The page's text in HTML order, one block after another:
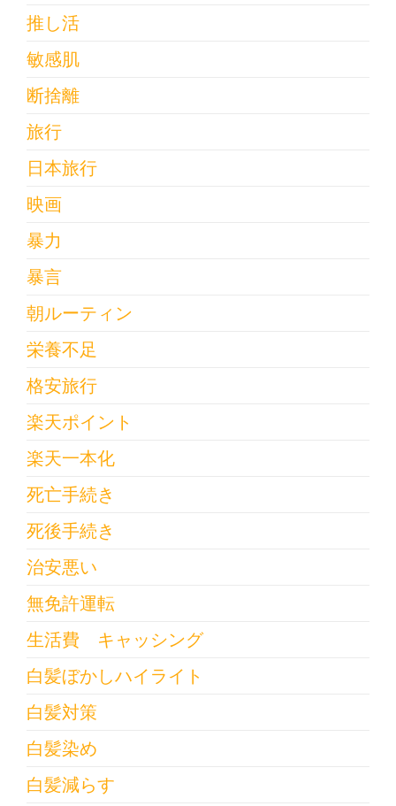
推し活
敏感肌
断捨離
旅行
日本旅行
映画
暴力
暴言
朝ルーティン
栄養不足
格安旅行
楽天ポイント
楽天一本化
死亡手続き
死後手続き
治安悪い
無免許運転
生活費 キャッシング
白髪ぼかしハイライト
白髪対策
白髪染め
白髪減らす